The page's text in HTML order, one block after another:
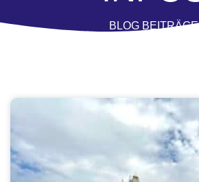
BLOG BEITRÄGE